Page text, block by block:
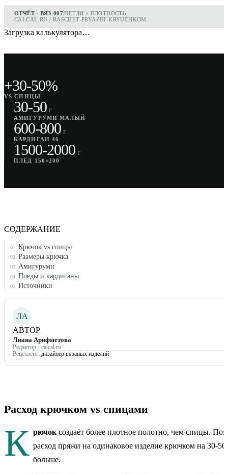
ОТЧЁТ · ВЯЗ-007|ПЕТЛИ × ПЛОТНОСТЬ
CALCAL.RU / RASCHET-PRYAZHI-KRYUCHKOM
Загрузка калькулятора…
+30-50%
VS СПИЦЫ
30-50 г
АМИГУРУМИ МАЛЫЙ
600-800 г
КАРДИГАН 46
1500-2000 г
ПЛЕД 150×200
СОДЕРЖАНИЕ
01 Крючок vs спицы
02 Размеры крючка
03 Амигуруми
04 Пледы и кардиганы
05 Источники
ЛА
АВТОР
Лиана Арифметова
Редактор · calcal.ru
Рецензент: дизайнер вязаных изделий
Расход крючком vs спицами
К рючок создаёт более плотное полотно, чем спицы.
расход пряжи на одинаковое изделие крючком на 30-
больше.